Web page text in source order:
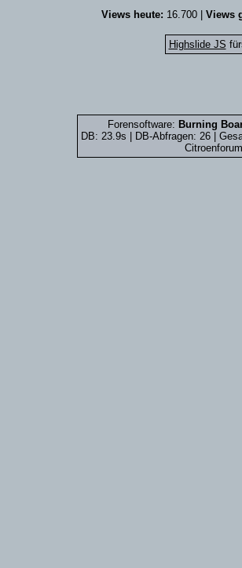
Views heute: 16.700 | Views
Highslide JS
Forensoftware: Burning
DB: 23.9s | DB-Abfragen: 26 |